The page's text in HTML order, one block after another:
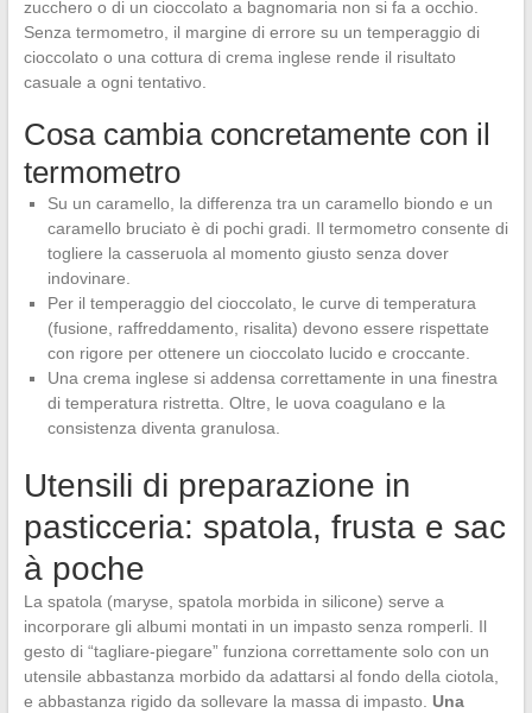
zucchero o di un cioccolato a bagnomaria non si fa a occhio.
Senza termometro, il margine di errore su un temperaggio di
cioccolato o una cottura di crema inglese rende il risultato
casuale a ogni tentativo.
Cosa cambia concretamente con il
termometro
Su un caramello, la differenza tra un caramello biondo e un
caramello bruciato è di pochi gradi. Il termometro consente di
togliere la casseruola al momento giusto senza dover
indovinare.
Per il temperaggio del cioccolato, le curve di temperatura
(fusione, raffreddamento, risalita) devono essere rispettate
con rigore per ottenere un cioccolato lucido e croccante.
Una crema inglese si addensa correttamente in una finestra
di temperatura ristretta. Oltre, le uova coagulano e la
consistenza diventa granulosa.
Utensili di preparazione in
pasticceria: spatola, frusta e sac
à poche
La spatola (maryse, spatola morbida in silicone) serve a
incorporare gli albumi montati in un impasto senza romperli. Il
gesto di “tagliare-piegare” funziona correttamente solo con un
utensile abbastanza morbido da adattarsi al fondo della ciotola,
e abbastanza rigido da sollevare la massa di impasto. Una